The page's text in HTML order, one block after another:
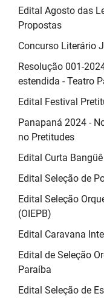
Edital Agosto das
Propostas
Concurso Literário
Resolução 001-
estendida - Teatro
Edital Festival
Panapaná 2024 -
no Pretitudes
Edital Curta
Edital Seleção de
Edital Seleção
(OIEPB)
Edital Caravana
Edital de Seleção
Paraíba
Edital Seleção de